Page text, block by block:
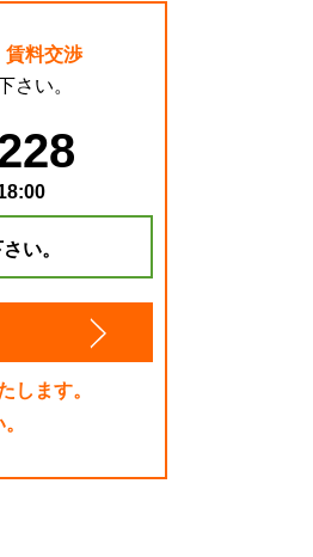
賃料交渉
さい。
い。
します。